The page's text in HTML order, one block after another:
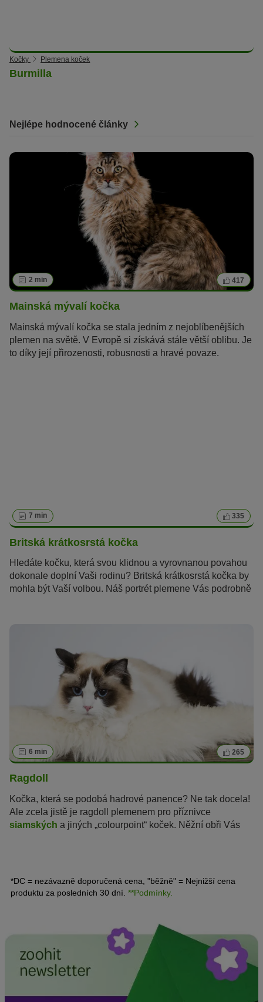
Kočky Plemena koček
Burmilla
Nejlépe hodnocené články
2 min 417
Mainská mývalí kočka
Mainská mývalí kočka se stala jedním z nejoblíbenějších
plemen na světě. V Evropě si získává stále větší oblibu. Je
to díky její přirozenosti, robusnosti a hravé povaze.
7 min 335
Britská krátkosrstá kočka
Hledáte kočku, která svou klidnou a vyrovnanou povahou
dokonale doplní Vaši rodinu? Britská krátkosrstá kočka by
mohla být Vaší volbou. Náš portrét plemene Vás podrobně
6 min 265
Ragdoll
Kočka, která se podobá hadrové panence? Ne tak docela!
Ale zcela jistě je ragdoll plemenem pro příznivce
siamských a jiných „colourpoint“ koček. Něžní obři Vás
*DC = nezávazně doporučená cena, "běžně" = Nejnižší cena
produktu za posledních 30 dní. **Podmínky.